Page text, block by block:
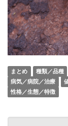
まとめ 種類／品種
病気／病院／治療
性格／生態／特徴